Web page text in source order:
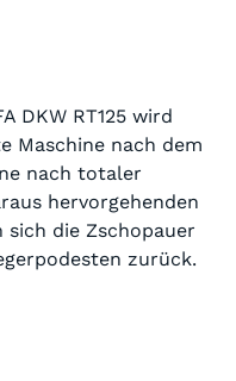
DKW RT125 wird
Maschine nach dem
nach totaler
hervorgehenden
sich die Zschopauer
zurück.